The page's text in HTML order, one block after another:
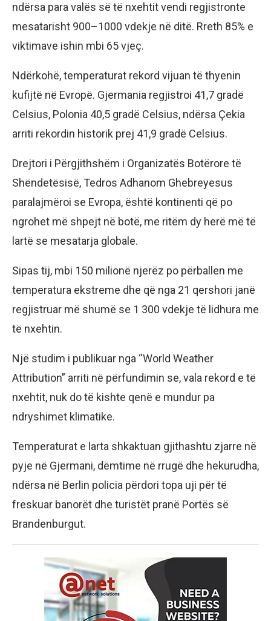
ndërsa para valës së të nxehtit vendi regjistronte
mesatarisht 900–1000 vdekje në ditë. Rreth 85% e
viktimave ishin mbi 65 vjeç.
Ndërkohë, temperaturat rekord vijuan të thyenin
kufijtë në Evropë. Gjermania regjistroi 41,7 gradë
Celsius, Polonia 40,5 gradë Celsius, ndërsa Çekia
arriti rekordin historik prej 41,9 gradë Celsius.
Drejtori i Përgjithshëm i Organizatës Botërore të
Shëndetësisë, Tedros Adhanom Ghebreyesus
paralajmëroi se Evropa, është kontinenti që po
ngrohet më shpejt në botë, me ritëm dy herë më të
lartë se mesatarja globale.
Sipas tij, mbi 150 milionë njerëz po përballen me
temperatura ekstreme dhe që nga 21 qershori janë
regjistruar më shumë se 1 300 vdekje të lidhura me
të nxehtin.
Një studim i publikuar nga “World Weather
Attribution” arriti në përfundimin se, vala rekord e të
nxehtit, nuk do të kishte qenë e mundur pa
ndryshimet klimatike.
Temperaturat e larta shkaktuan gjithashtu zjarre në
pyje në Gjermani, dëmtime në rrugë dhe hekurudha,
ndërsa në Berlin policia përdori topa uji për të
freskuar banorët dhe turistët pranë Portës së
Brandenburgut.